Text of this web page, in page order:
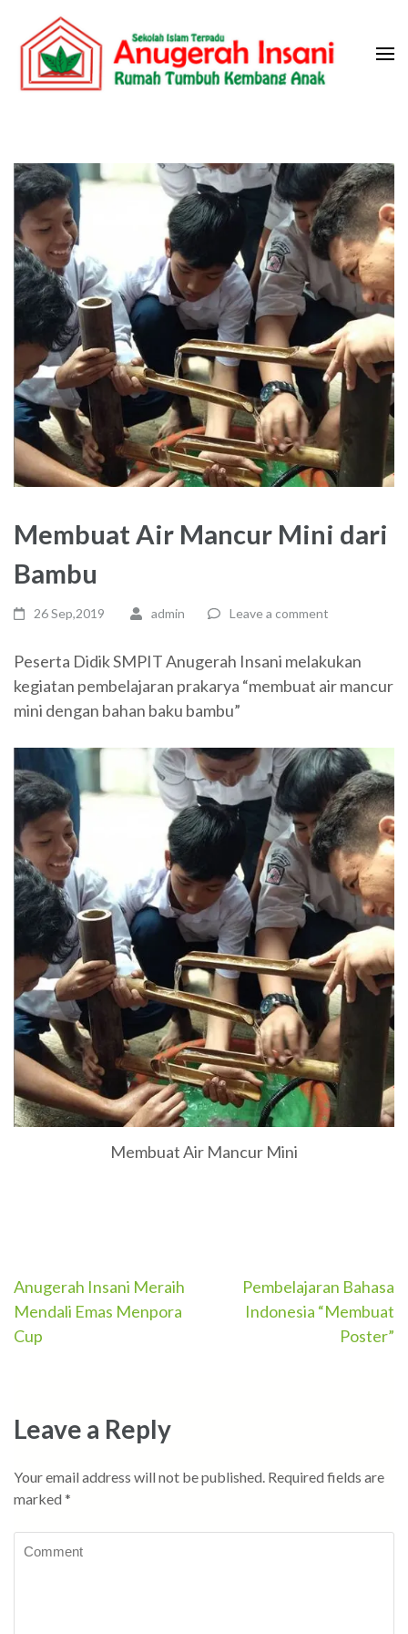
content
(Press
Membuat Air Mancur Mini dari
Bambu
26 Sep,2019 admin Leave a comment
Peserta Didik SMPIT Anugerah Insani melakukan
kegiatan pembelajaran prakarya “membuat air mancur
mini dengan bahan baku bambu”
Membuat Air Mancur Mini
Post
navigation
Anugerah Insani Meraih
Mendali Emas Menpora
Cup
Pembelajaran Bahasa
Indonesia “Membuat
Poster”
Leave a Reply
Your email address will not be published. Required fields are
marked *